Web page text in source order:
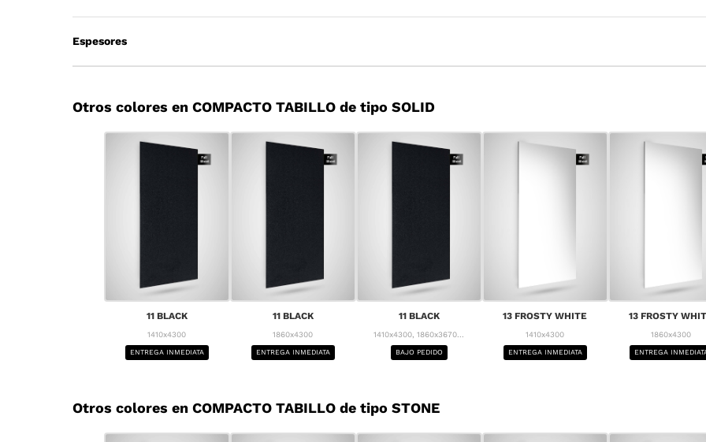
Espesores
Otros colores en COMPACTO TABILLO de tipo SOLID
11 BLACK
1410x4300
ENTREGA INMEDIATA
11 BLACK
1860x4300
ENTREGA INMEDIATA
11 BLACK
1410x4300, 1860x3670...
BAJO PEDIDO
13 FROSTY WHITE
1410x4300
ENTREGA INMEDIATA
13 FROSTY
1860x4300
ENTREGA
Otros colores en COMPACTO TABILLO de tipo STONE